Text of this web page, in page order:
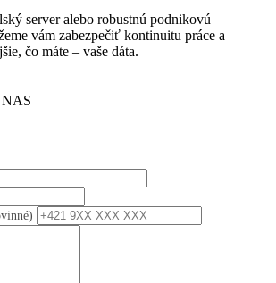
server alebo robustnú podnikovú
vám zabezpečiť kontinuitu práce a
čo máte – vaše dáta.